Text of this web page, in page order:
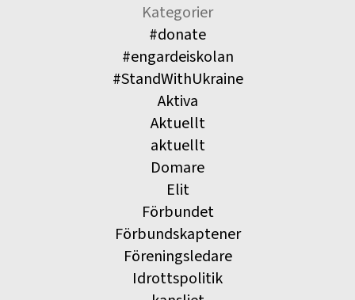
Kategorier
#donate
#engardeiskolan
#StandWithUkraine
Aktiva
Aktuellt
aktuellt
Domare
Elit
Förbundet
Förbundskaptener
Föreningsledare
Idrottspolitik